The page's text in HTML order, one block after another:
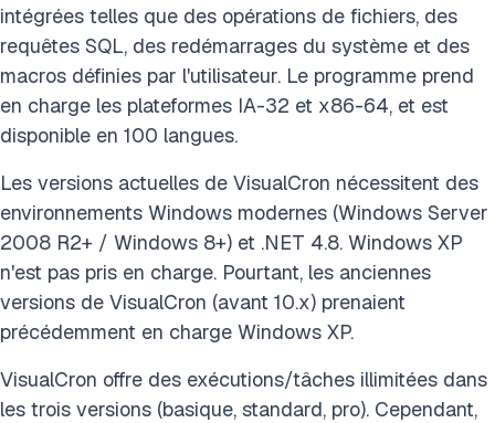
intégrées telles que des opérations de fichiers, des
requêtes SQL, des redémarrages du système et des
macros définies par l'utilisateur. Le programme prend
en charge les plateformes IA-32 et x86-64, et est
disponible en 100 langues.
Les versions actuelles de VisualCron nécessitent des
environnements Windows modernes (Windows Server
2008 R2+ / Windows 8+) et .NET 4.8. Windows XP
n'est pas pris en charge. Pourtant, les anciennes
versions de VisualCron (avant 10.x) prenaient
précédemment en charge Windows XP.
VisualCron offre des exécutions/tâches illimitées dans
les trois versions (basique, standard, pro). Cependant,